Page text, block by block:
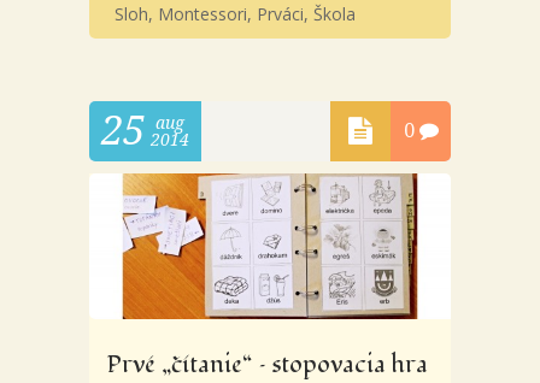
Sloh, Montessori, Prváci, Škola
25 aug
2014
0
Prvé „čítanie“ – stopovacia hra